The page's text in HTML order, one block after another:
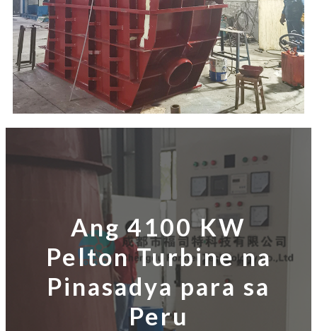
Ang 4100 KW
Pelton Turbine na
Pinasadya para sa
Peru